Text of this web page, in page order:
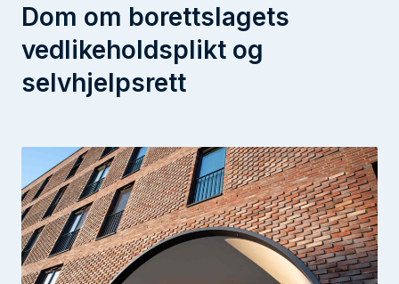
Dom om borettslagets
vedlikeholdsplikt og
selvhjelpsrett